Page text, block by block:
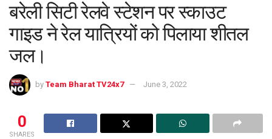
बरेली सिटी रेलवे स्टेशन पर स्काउट
गाइड ने रेल यात्रियों को पिलाया शीतल
जल।
by Team Bharat TV24x7 June 3, 2022
0
SHARES